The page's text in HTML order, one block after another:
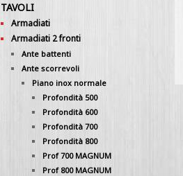
TAVOLI
Armadiati
Armadiati 2 fronti
Ante battenti
Ante scorrevoli
Piano inox normale
Profondità 500
Profondità 600
Profondità 700
Profondità 800
Prof 700 MAGNUM
Prof 800 MAGNUM